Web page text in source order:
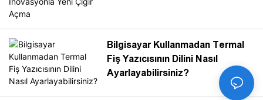
Bilgisayar Kullanmadan Termal
Fiş Yazıcısının Dilini Nasıl
Ayarlayabilirsiniz?